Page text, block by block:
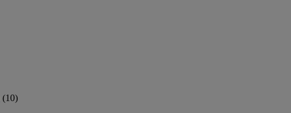
(10)